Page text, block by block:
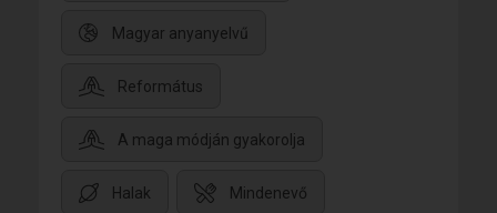
Magyar anyanyelvű
Református
A maga módján gyakorolja
Halak Mindenevő